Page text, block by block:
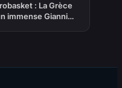
: La Grèce
immense Giannis